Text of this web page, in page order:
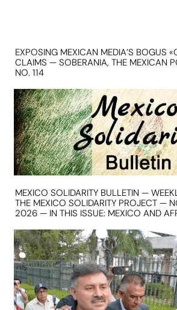
EXPOSING MEXICAN MEDIA’S BOGUS
CLAIMS — SOBERANIA, THE MEXICAN
NO. 114
MEXICO SOLIDARITY BULLETIN —
THE MEXICO SOLIDARITY PROJECT —
2026 — IN THIS ISSUE: MEXICO AND